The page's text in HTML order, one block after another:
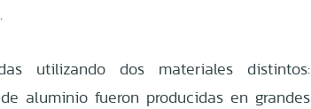
utilizando dos materiales distintos:
aluminio fueron producidas en grandes